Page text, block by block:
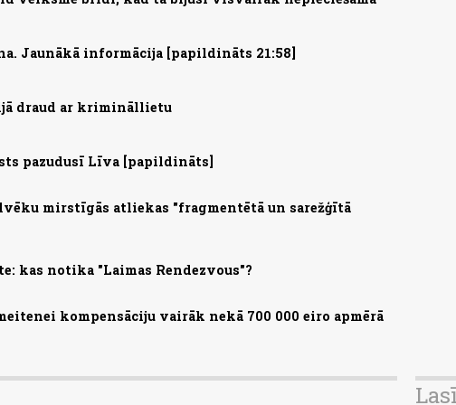
Jaunākā informācija [papildināts 21:58]
draud ar krimināllietu
pazudusī Līva [papildināts]
mirstīgās atliekas "fragmentētā un sarežģītā
kas notika "Laimas Rendezvous"?
kompensāciju vairāk nekā 700 000 eiro apmērā